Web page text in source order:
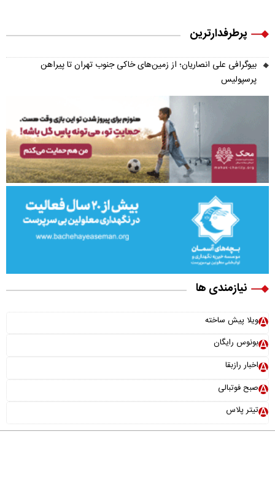
پرطرفدارترین
بیوگرافی علی انصاریان؛ از زمین‌های خاکی جنوب تهران تا پیراهن
پرسپولیس
نیازمندی ها
ویلا پیش ساخته
بونوس رایگان
اخبار رازبقا
صبح فوتبالی
تیتر پلاس